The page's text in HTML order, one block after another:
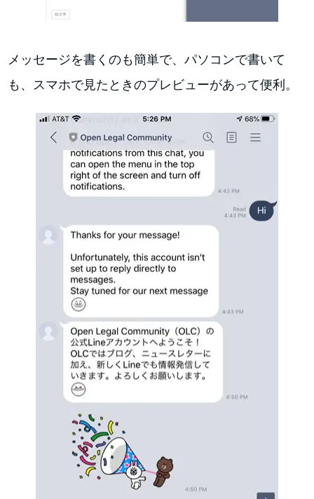
メッセージを書くのも簡単で、パソコンで書いて
も、スマホで見たときのプレビューがあって便利。